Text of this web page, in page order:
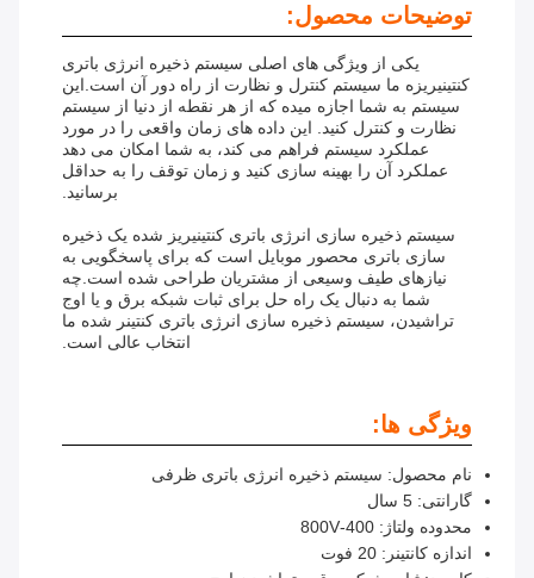
توضیحات محصول:
یکی از ویژگی های اصلی سیستم ذخیره انرژی باتری
کنتینیریزه ما سیستم کنترل و نظارت از راه دور آن است.اين
سيستم به شما اجازه ميده که از هر نقطه از دنيا از سيستم
نظارت و کنترل کنيد. این داده های زمان واقعی را در مورد
عملکرد سیستم فراهم می کند، به شما امکان می دهد
عملکرد آن را بهینه سازی کنید و زمان توقف را به حداقل
برسانید.
سیستم ذخیره سازی انرژی باتری کنتینیریز شده یک ذخیره
سازی باتری محصور موبایل است که برای پاسخگویی به
نیازهای طیف وسیعی از مشتریان طراحی شده است.چه
شما به دنبال یک راه حل برای ثبات شبکه برق و یا اوج
تراشیدن، سیستم ذخیره سازی انرژی باتری کنتینر شده ما
انتخاب عالی است.
ویژگی ها:
نام محصول: سیستم ذخیره انرژی باتری ظرفی
گارانتی: 5 سال
محدوده ولتاژ: 400-800V
اندازه کانتینر: 20 فوت